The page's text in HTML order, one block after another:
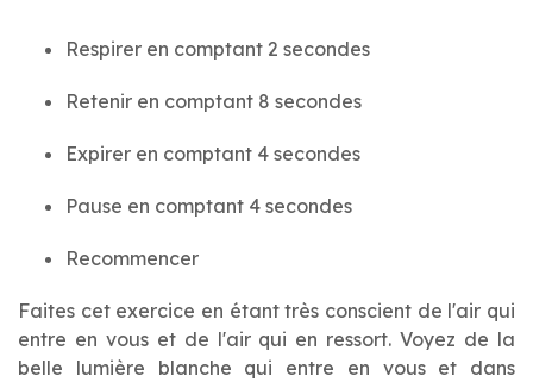
Respirer en comptant 2 secondes
Retenir en comptant 8 secondes
Expirer en comptant 4 secondes
Pause en comptant 4 secondes
Recommencer
Faites cet exercice en étant très conscient de l'air qui
entre en vous et de l'air qui en ressort. Voyez de la
belle lumière blanche qui entre en vous et dans